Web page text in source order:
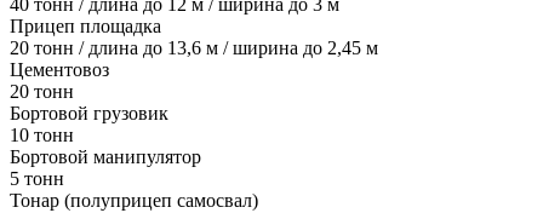
40 тонн / длина до 12 м / ширина до 3 м
Прицеп площадка
20 тонн / длина до 13,6 м / ширина до 2,45 м
Цементовоз
20 тонн
Бортовой грузовик
10 тонн
Бортовой манипулятор
5 тонн
Тонар (полуприцеп самосвал)